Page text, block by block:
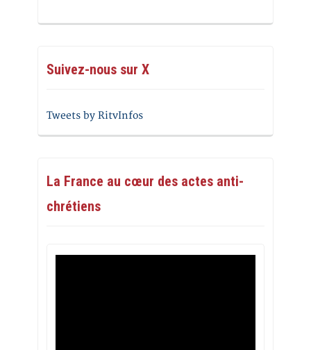
Suivez-nous sur X
Tweets by RitvInfos
La France au cœur des actes anti-
chrétiens